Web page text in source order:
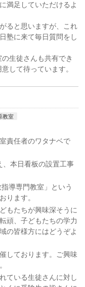
満足していただけるよ
ると思いますが、これ
塾に来て毎日質問をし
生徒さんも共有でき
して待っています。
教室
責任者のワタナベで
、本日看板の設置工事
導専門教室」という
ります。
もたちが興味深そうに
頑、子どもたちの学力
の皆様方にはどうぞよ
しております。ご興味
ている生徒さんに対し